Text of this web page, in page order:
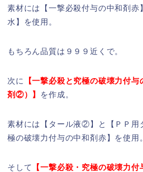
素材には【一撃必殺付与の中和剤赤
水】を使用。
もちろん品質は９９９近くで。
次に
【一撃必殺と究極の破壊力付与
剤②）】
を作成。
素材には【タール液②】と【ＰＰ用
極の破壊力付与の中和剤赤】を使用
そして
【一撃必殺・究極の破壊力付